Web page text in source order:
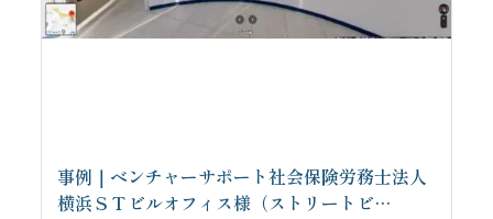
事例｜ベンチャーサポート社会保険労務士法人
横浜ＳＴビルオフィス様（ストリートビ…